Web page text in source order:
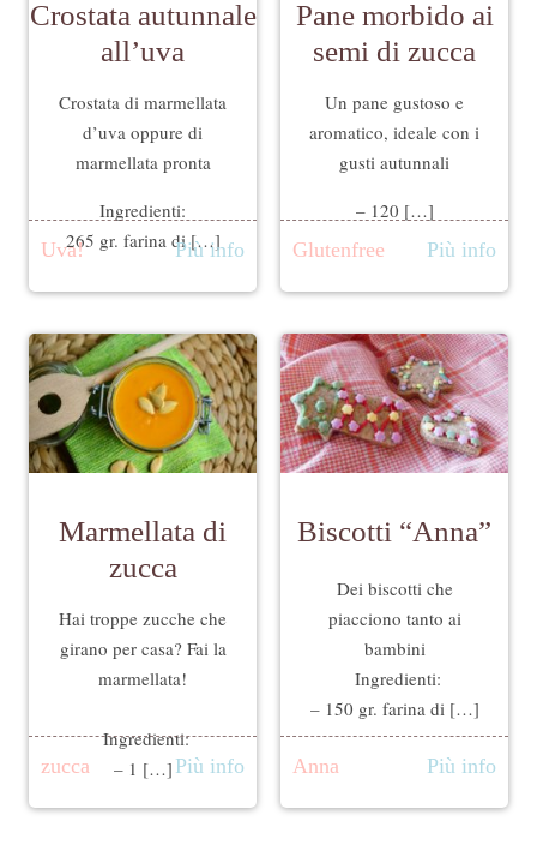
Crostata autunnale
all’uva
Crostata di marmellata
d’uva oppure di
marmellata pronta
Ingredienti:
265 gr. farina di […]
Uva! Più info
Pane morbido ai
semi di zucca
Un pane gustoso e
aromatico, ideale con i
gusti autunnali
– 120 […]
Glutenfree
Più info
Marmellata di
zucca
Hai troppe zucche che
girano per casa? Fai la
marmellata!
Ingredienti:
– 1 […]
zucca Più info
Biscotti “Anna”
Dei biscotti che
piacciono tanto ai
bambini
Ingredienti:
– 150 gr. farina di […]
Anna Più info